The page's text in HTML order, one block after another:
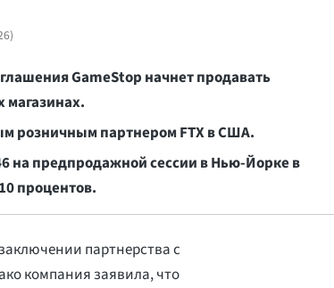
)
GameStop начнет продавать
магазинах.
розничным партнером FTX в США.
на предпродажной сессии в Нью-Йорке в
процентов.
партнерства с
компания заявила, что